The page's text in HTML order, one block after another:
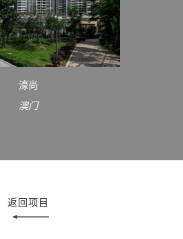
濠尚
澳门
返回项目